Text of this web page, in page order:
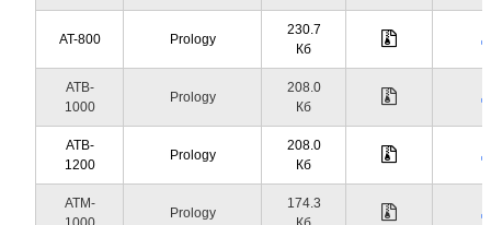
AT-800 Prology
230.7
Кб
ATB-
1000
Prology
208.0
Кб
ATB-
1200
Prology
208.0
Кб
ATM-
Prology
174.3